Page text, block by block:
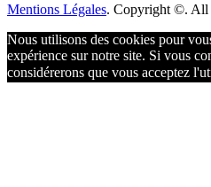
Mentions Légales. Copyright ©. All
Nous utilisons des cookies pour
expérience sur notre site. Si vous
considérerons que vous acceptez